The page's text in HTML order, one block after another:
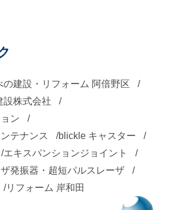
そ
結
た
報
く
ル
て
料＆登録不要のウェブ
上のサービスを利用し
ました！ 幹事も参加者
も気軽に遊べるのが本
～無事当選者の元に届
いた豪華景品達～ ２
なります（笑） ビンゴ
になってもあみだくじ
で商品が決まるという
シビアなルールのおか
げで、当選者も、まだ
ビンゴになっていない
方も見逃せない、緊張
ク
り
て
会
っ
しで
だ
報
の建設・リフォーム 阿倍野区
設株式会社
ン
テナンス
blickle キャスター
エキスパンションジョイント
発振器・超短パルスレーザ
リフォーム 岸和田